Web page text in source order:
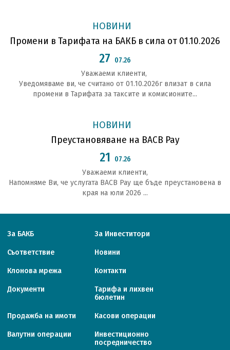
НОВИНИ
Промени в Тарифата на БАКБ в сила от 01.10.2026
27 07.26
Уважаеми клиенти,
Уведомяваме ви, че считано от 01.10.2026г влизат в сила
промени в Тарифата за таксите и комисионите...
НОВИНИ
Преустановяване на BACB Pay
21 07.26
Уважаеми клиенти,
Напомняме Ви, че услугата BACB Pay ще бъде преустановена в
края на юли 2026 ...
За БАКБ За Инвеститори
Съответствие Новини
Клонова мрежа Контакти
Документи
Тарифa и лихвен
бюлетин
Продажба на имоти Касови операции
Валутни операции
Инвестиционно
посредничество